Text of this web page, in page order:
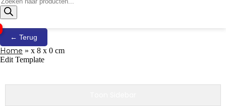
zoeken
← Terug
Home » x 8 x 0 cm
Edit Template